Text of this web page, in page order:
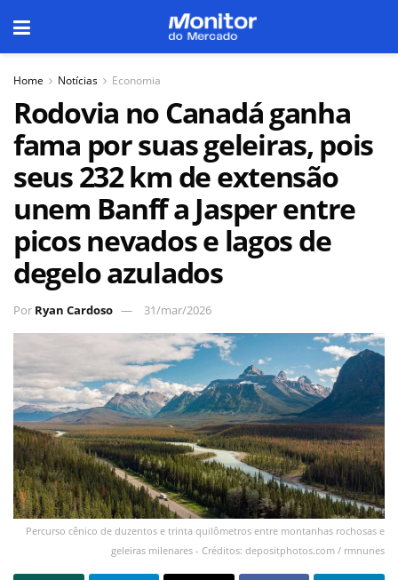
Home Notícias Economia
Rodovia no Canadá ganha
fama por suas geleiras, pois
seus 232 km de extensão
unem Banff a Jasper entre
picos nevados e lagos de
degelo azulados
Por Ryan Cardoso 31/mar/2026
Percurso cênico de duzentos e trinta quilômetros entre montanhas rochosas e
geleiras milenares - Créditos: depositphotos.com / rmnunes